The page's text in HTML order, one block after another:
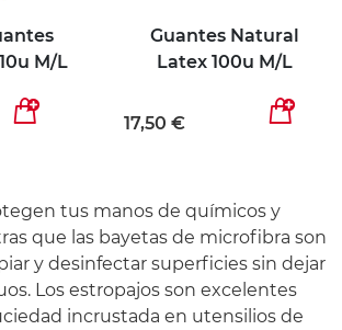
M/L
Guantes Natural
Latex 100u M/L
17,50 €
tus manos de químicos y
que las bayetas de microfibra son
y desinfectar superficies sin dejar
Los estropajos son excelentes
incrustada en utensilios de